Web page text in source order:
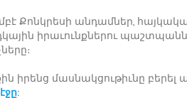
Քոնկրեսի անդամներ,
իրաւունքներու
իրենց մասնակցութիւնը բերել